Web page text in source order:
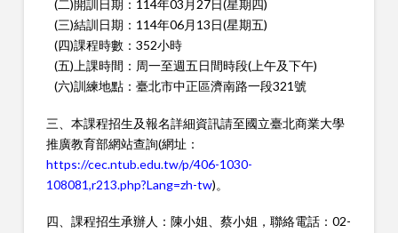
(二)開訓日期：114年03月27日(星期四)
(三)結訓日期：114年06月13日(星期五)
(四)課程時數：352小時
(五)上課時間：周一至週五日間時段(上午及下午)
(六)訓練地點：臺北市中正區濟南路一段321號
三、本課程招生及報名詳細資訊請至國立臺北商業大學
推廣教育部網站查詢(網址：
https://cec.ntub.edu.tw/p/406-1030-
108081,r213.php?Lang=zh-tw)。
四、課程招生承辦人：陳小姐、蔡小姐，聯絡電話：02-